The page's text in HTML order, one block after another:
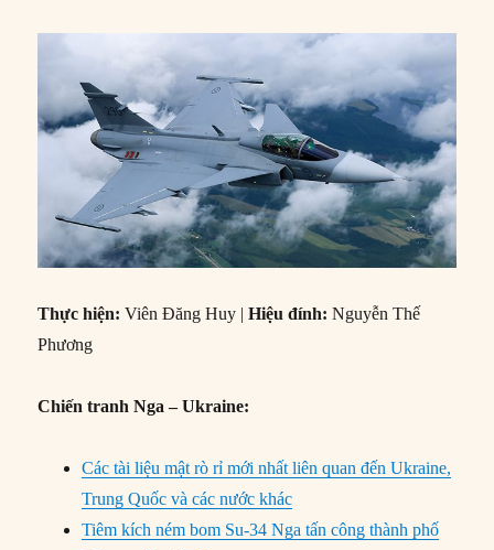
Thực hiện: Viên Đăng Huy |Hiệu đính: Nguyễn Thế
Phương
Chiến tranh Nga – Ukraine:
Các tài liệu mật rò rỉ mới nhất liên quan đến Ukraine,
Trung Quốc và các nước khác
Tiêm kích ném bom Su-34 Nga tấn công thành phố